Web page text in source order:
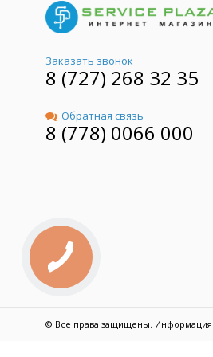
Заказать звонок
8 (727) 268 32 35
Обратная связь
8 (778) 0066 000
© Все права защищены. Информация